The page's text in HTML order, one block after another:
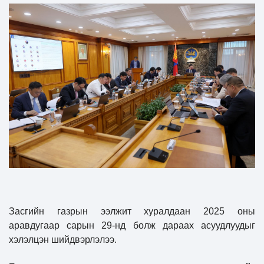
Засгийн газрын ээлжит хуралдаан 2025 оны
аравдугаар сарын 29-нд болж дараах асуудлуудыг
хэлэлцэн шийдвэрлэлээ.